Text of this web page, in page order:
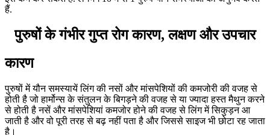
हैं.
पुरुषों के गंभीर गुप्त रोग कारण, लक्षण और उपचार
कारण
पुरुषों में यौन समस्यायें लिंग की नसों और मांसपेशियों की कमजोरी की वजह से
होती है जो हार्मोन्स के संतुलन के बिगड़ने की वजह से या ज्यादा हस्त मैथुन करने
से होती है नसें और मांसपेशियां कमजोर होने की वजह से लिंग में सिकुड़न आ
जाती है और वो पूरी तरह से बढ़ नहीं पता है और जिससे साइज भी छोटा रह जाता
है।